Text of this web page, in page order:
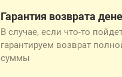
Гарантия возврата
В случае, если что-то
гарантируем возврат
суммы